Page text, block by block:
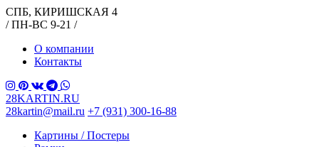
СПБ, КИРИШСКАЯ 4
/ ПН-ВС 9-21 /
О компании
Контакты
28KARTIN.RU
28kartin@mail.ru +7 (931) 300-16-88
Картины / Постеры